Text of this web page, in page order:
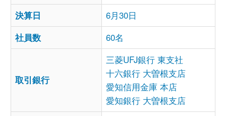
決算日
6月30日
社員数
60名
取引銀行
三菱UFJ銀行 東支社
十六銀行 大曽根支店
愛知信用金庫 本店
愛知銀行 大曽根支店